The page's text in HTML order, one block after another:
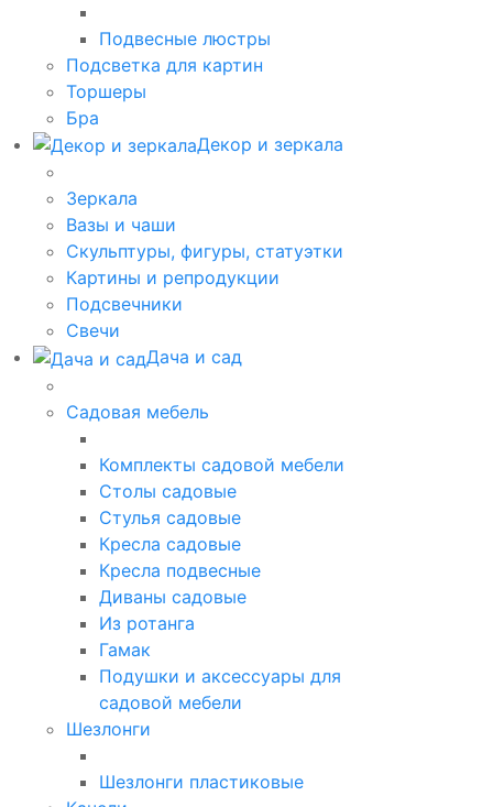
Подвесные люстры
Подсветка для картин
Торшеры
Бра
Декор и зеркала
Зеркала
Вазы и чаши
Скульптуры, фигуры, статуэтки
Картины и репродукции
Подсвечники
Свечи
Дача и сад
Садовая мебель
Комплекты садовой мебели
Столы садовые
Стулья садовые
Кресла садовые
Кресла подвесные
Диваны садовые
Из ротанга
Гамак
Подушки и аксессуары для
садовой мебели
Шезлонги
Шезлонги пластиковые